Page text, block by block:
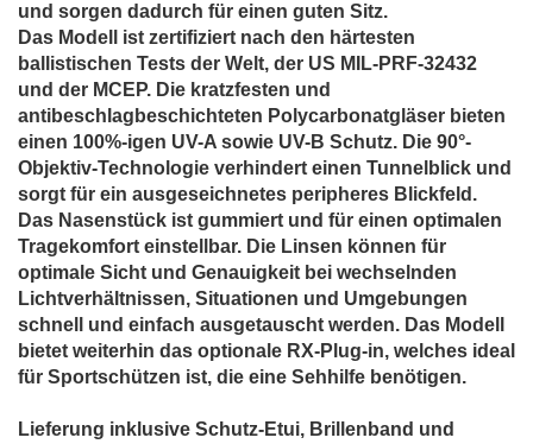
und sorgen dadurch für einen guten Sitz.
Das Modell ist zertifiziert nach den härtesten
ballistischen Tests der Welt, der US MIL-PRF-32432
und der MCEP. Die kratzfesten und
antibeschlagbeschichteten Polycarbonatgläser bieten
einen 100%-igen UV-A sowie UV-B Schutz. Die 90°-
Objektiv-Technologie verhindert einen Tunnelblick und
sorgt für ein ausgeseichnetes peripheres Blickfeld.
Das Nasenstück ist gummiert und für einen optimalen
Tragekomfort einstellbar. Die Linsen können für
optimale Sicht und Genauigkeit bei wechselnden
Lichtverhältnissen, Situationen und Umgebungen
schnell und einfach ausgetauscht werden. Das Modell
bietet weiterhin das optionale RX-Plug-in, welches ideal
für Sportschützen ist, die eine Sehhilfe benötigen.
Lieferung inklusive Schutz-Etui, Brillenband und